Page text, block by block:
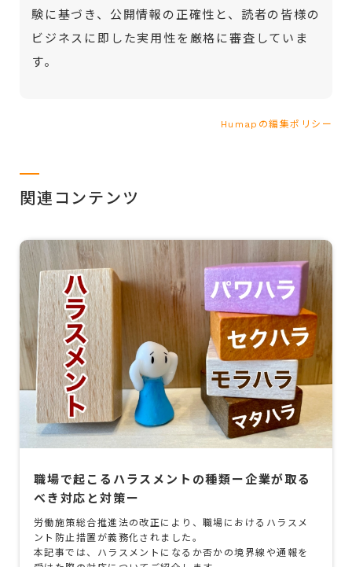
験に基づき、公開情報の正確性と、読者の皆様の
ビジネスに即した実用性を厳格に審査していま
す。
Humapの編集ポリシー
関連コンテンツ
職場で起こるハラスメントの種類ー企業が取る
べき対応と対策ー
労働施策総合推進法の改正により、職場におけるハラスメ
ント防止措置が義務化されました。
本記事では、ハラスメントになるか否かの境界線や通報を